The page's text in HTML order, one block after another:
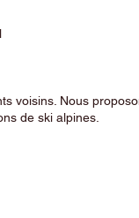
voisins. Nous
de ski alpines.